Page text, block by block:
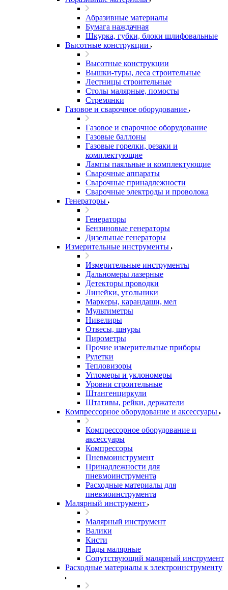
Абразивные материалы
Бумага наждачная
Шкурка, губки, блоки шлифовальные
Высотные конструкции
Высотные конструкции
Вышки-туры, леса строительные
Лестницы строительные
Столы малярные, помосты
Стремянки
Газовое и сварочное оборудование
Газовое и сварочное оборудование
Газовые баллоны
Газовые горелки, резаки и
комплектующие
Лампы паяльные и комплектующие
Сварочные аппараты
Сварочные принадлежности
Сварочные электроды и проволока
Генераторы
Генераторы
Бензиновые генераторы
Дизельные генераторы
Измерительные инструменты
Измерительные инструменты
Дальномеры лазерные
Детекторы проводки
Линейки, угольники
Маркеры, карандаши, мел
Мультиметры
Нивелиры
Отвесы, шнуры
Пирометры
Прочие измерительные приборы
Рулетки
Тепловизоры
Угломеры и уклономеры
Уровни строительные
Штангенциркули
Штативы, рейки, держатели
Компрессорное оборудование и аксессуары
Компрессорное оборудование и
аксессуары
Компрессоры
Пневмоинструмент
Принадлежности для
пневмоинструмента
Расходные материалы для
пневмоинструмента
Малярный инструмент
Малярный инструмент
Валики
Кисти
Пады малярные
Сопутствующий малярный инструмент
Расходные материалы к электроинструменту